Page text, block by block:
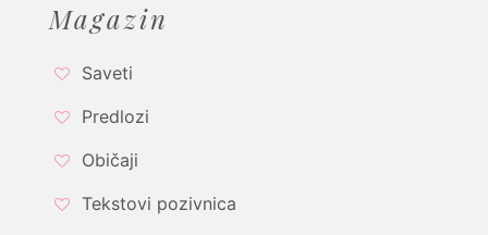
Magazin
Saveti
Predlozi
Običaji
Tekstovi pozivnica